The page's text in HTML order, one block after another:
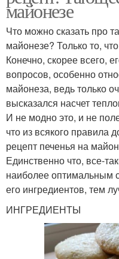
майонезе
Что можно сказать про
майонезе? Только то,
Конечно, скорее всего,
вопросов, особенно
майонеза, ведь только
высказался насчет
И не модно это, и не
что из всякого правила
рецепт печенья на
Единственно что, все-
наиболее оптимальным
его ингредиентов, тем
ИНГРЕДИЕНТЫ